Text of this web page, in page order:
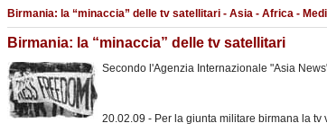
Birmania: la “minaccia” delle tv satellitari - Asia - Africa -
Birmania: la “minaccia” delle tv satellitari
Secondo l'Agenzia Internazionale "Asia
20.02.09 - Per la giunta militare birmana la tv